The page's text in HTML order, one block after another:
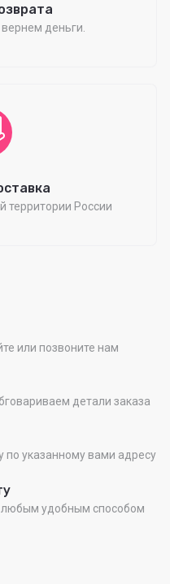
деньги.
территории России
или позвоните нам
детали заказа
по указанному вами адресу
любым удобным способом